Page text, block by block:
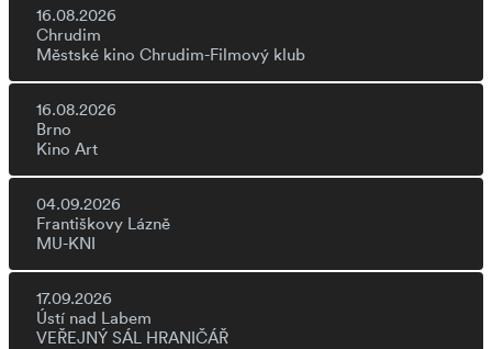
16.08.2026
Chrudim
Městské kino Chrudim-Filmový klub
16.08.2026
Brno
Kino Art
04.09.2026
Františkovy Lázně
MU-KNI
17.09.2026
Ústí nad Labem
VEŘEJNÝ SÁL HRANIČÁŘ